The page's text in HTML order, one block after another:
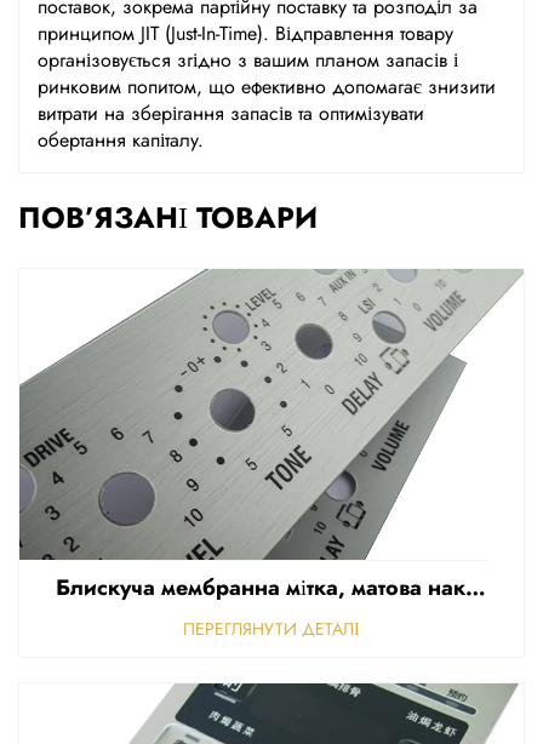
поставок, зокрема партійну поставку та розподіл за
принципом JIT (Just-In-Time). Відправлення товару
організовується згідно з вашим планом запасів і
ринковим попитом, що ефективно допомагає знизити
витрати на зберігання запасів та оптимізувати
обертання капіталу.
ПОВ’ЯЗАНІ ТОВАРИ
Блискуча мембранна мітка, матова наклейка для передньої панелі керування, рельєфна полікарбонатна графічна накладка
ПЕРЕГЛЯНУТИ ДЕТАЛІ